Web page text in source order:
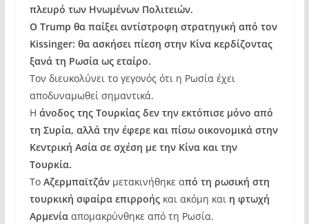
πλευρό των Ηνωμένων Πολιτειών.
Ο Trump θα παίξει αντίστροφη στρατηγική από τον
Kissinger: θα ασκήσει πίεση στην Κίνα κερδίζοντας
ξανά τη Ρωσία ως εταίρο.
Τον διευκολύνει το γεγονός ότι η Ρωσία έχει
αποδυναμωθεί σημαντικά.
Η άνοδος της Τουρκίας δεν την εκτόπισε μόνο από
τη Συρία, αλλά την έφερε και πίσω οικονομικά στην
Κεντρική Ασία σε σχέση με την Κίνα και την
Τουρκία.
Το Αζερμπαϊτζάνμετακινήθηκε από τη ρωσική στη
τουρκική σφαίρα επιρροήςκαι ακόμη καιη φτωχή
Αρμενίααπομακρύνθηκε από τη Ρωσία.